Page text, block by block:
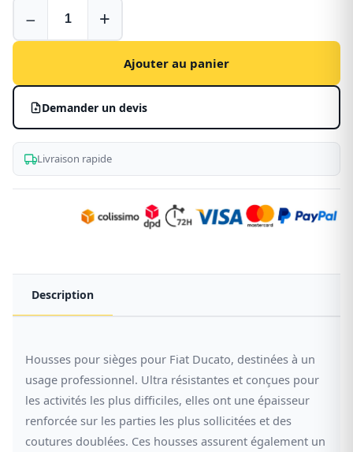
pour
Fiat
− +
Ajouter au panier
Demander un devis
Livraison rapide
Description
Housses pour sièges pour Fiat Ducato, destinées à un
usage professionnel. Ultra résistantes et conçues pour
les activités les plus difficiles, elles ont une épaisseur
renforcée sur les parties les plus sollicitées et des
coutures doublées. Ces housses assurent également un